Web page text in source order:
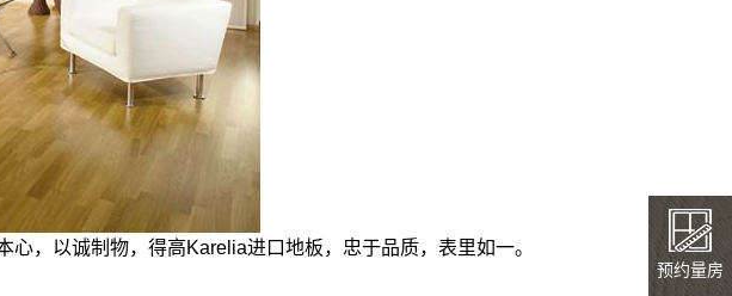
，以诚制物，得高Karelia进口地板，忠于品质，表里如一。
预约量房